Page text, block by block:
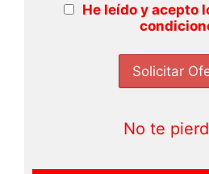
He leído y acepto
No te